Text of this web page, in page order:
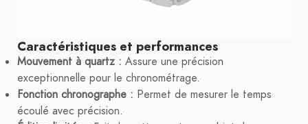
Caractéristiques et performances
Mouvement à quartz : Assure une précision
exceptionnelle pour le chronométrage.
Fonction chronographe : Permet de mesurer le temps
écoulé avec précision.